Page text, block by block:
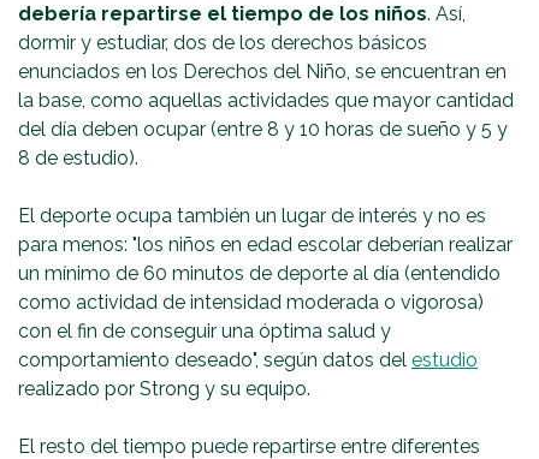
debería repartirse el tiempo de los niños. Así,
dormir y estudiar, dos de los derechos básicos
enunciados en los Derechos del Niño, se encuentran en
la base, como aquellas actividades que mayor cantidad
del día deben ocupar (entre 8 y 10 horas de sueño y 5 y
8 de estudio).
El deporte ocupa también un lugar de interés y no es
para menos: "los niños en edad escolar deberían realizar
un mínimo de 60 minutos de deporte al día (entendido
como actividad de intensidad moderada o vigorosa)
con el fin de conseguir una óptima salud y
comportamiento deseado", según datos del estudio
realizado por Strong y su equipo.
El resto del tiempo puede repartirse entre diferentes